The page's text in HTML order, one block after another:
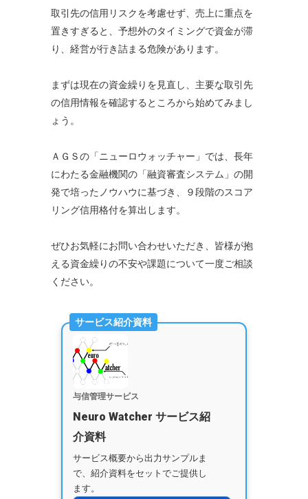
取引先の信用リスクを考慮せず、売上に重点を
置きすぎると、予想外のタイミングで資金が滞
り、経営が行き詰まる危険があります。
まずは現在の資金繰りを見直し、主要な取引先
の信用情報を確認するところから始めてみまし
ょう。
ＡＧＳの「ニューロウォッチャー」では、長年
にわたる金融機関の「融資審査システム」の開
発で培ったノウハウに基づき、９段階のスコア
リング信用格付を算出します。
ぜひお気軽にお問い合わせいただき、皆様が抱
える資金繰りの不安や課題について一度ご相談
ください。
サービス紹介資料
与信管理サービス
Neuro Watcher サービス紹
介資料
サービス概要から出力サンプルま
で、紹介資料をセットでご提供し
ます。